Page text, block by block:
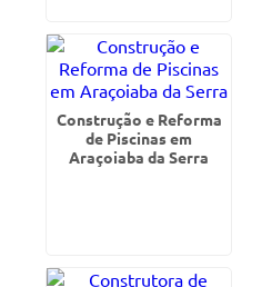
Construção e Reforma
de Piscinas em
Araçoiaba da Serra